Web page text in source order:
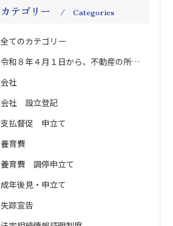
カテゴリー Categories
全てのカテゴリー
令和８年４月１日から、不動産の所有者氏名・住所の変更登記義務化 不動産 登記 変更義務
会社
会社 設立登記
支払督促 申立て
養育費
養育費 調停申立て
成年後見・申立て
失踪宣告